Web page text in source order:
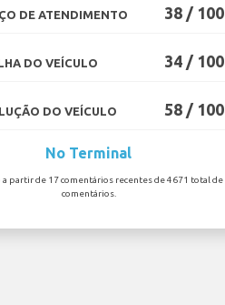
DE ATENDIMENTO 38 / 100
DO VEÍCULO 34 / 100
DO VEÍCULO 58 / 100
No Terminal
a partir de 17 comentários recentes de 4671 total de
comentários.